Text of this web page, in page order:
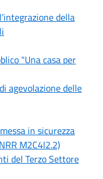
della
"Una casa per
agevolazione delle
in sicurezza
M2C4I2.2)
del Terzo Settore